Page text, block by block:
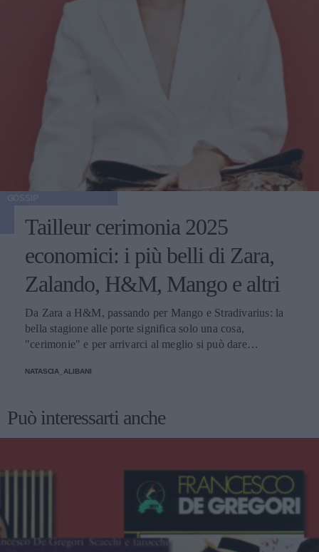
Tailleur cerimonia 2025
economici: i più belli di Zara,
Zalando, H&M, Mango e altri
Da Zara a H&M, passando per Mango e Stradivarius: la
bella stagione alle porte significa solo una cosa,
"cerimonie" e per arrivarci al meglio si può dare
NATASCIA_ALIBANI
Può interessarti anche